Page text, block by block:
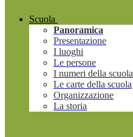
Scuola
Panoramica
Presentazione
I luoghi
Le persone
I numeri della scuola
Le carte della scuola
Organizzazione
La storia